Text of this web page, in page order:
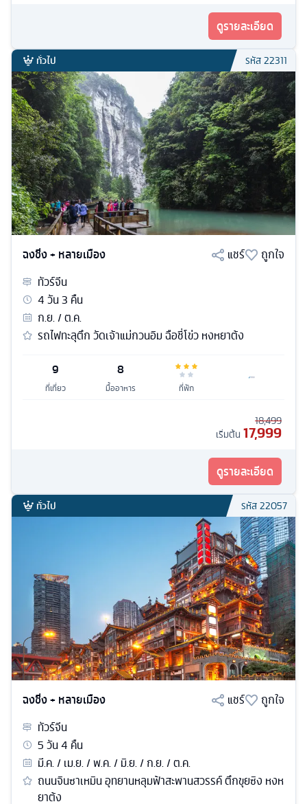
ดูรายละเอียด
ทั่วไป รหัส22311
ฉงชิ่ง + หลายเมือง แชร์
ถูกใจ
ทัวร์จีน
4วัน3 คืน
ก.ย. / ต.ค.
รถไฟทะลุตึก วัดเจ้าแม่กวนอิม ฉือชี่โข่ว หงหยาต้ง
9
ที่เที่ยว
8
มื้ออาหาร ที่พัก
18,499
เริ่มต้น 17,999
ดูรายละเอียด
ทั่วไป รหัส22057
ฉงชิ่ง + หลายเมือง แชร์
ถูกใจ
ทัวร์จีน
5วัน4 คืน
มี.ค. / เม.ย. / พ.ค. / มิ.ย. / ก.ย. / ต.ค.
ถนนจินซาเหมิน อุทยานหลุมฟ้าสะพานสวรรค์ ตึกขุยซิง หงห
ยาต้ง